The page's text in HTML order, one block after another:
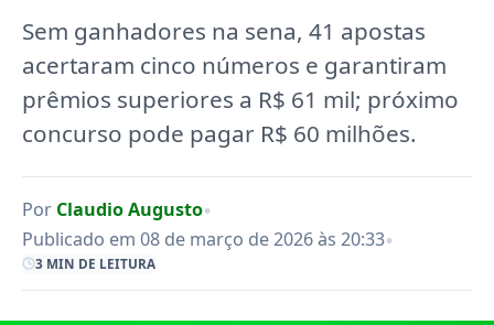
Sem ganhadores na sena, 41 apostas
acertaram cinco números e garantiram
prêmios superiores a R$ 61 mil; próximo
concurso pode pagar R$ 60 milhões.
Por Claudio Augusto•
Publicado em 08 de março de 2026 às 20:33•
3 MIN DE LEITURA